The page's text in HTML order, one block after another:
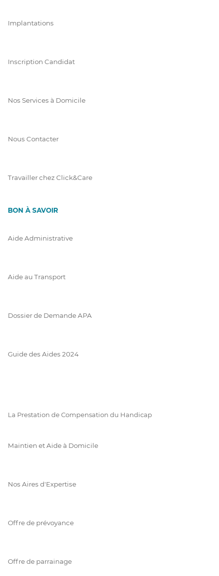
Implantations
Inscription Candidat
Nos Services à Domicile
Nous Contacter
Travailler chez Click&Care
BON À SAVOIR
Aide Administrative
Aide au Transport
Dossier de Demande APA
Guide des Aides 2024
La Prestation de Compensation du Handicap
Maintien et Aide à Domicile
Nos Aires d'Expertise
Offre de prévoyance
Offre de parrainage